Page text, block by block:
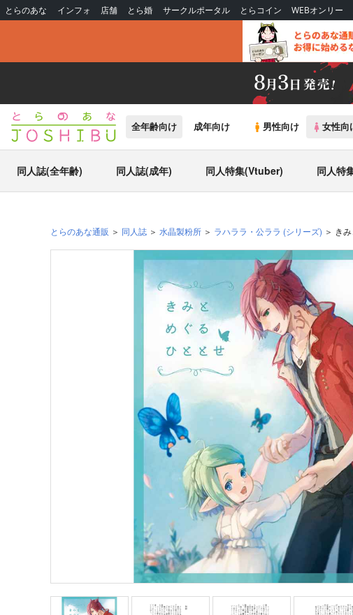
とらのあな インフォ 店舗 とら婚 サークルポータル とらコイン WEBオンリー
全年齢向け 成年向け 男性向け 女性向
同人誌(全年齢) 同人誌(成年) 同人特集(Vtuber) 同人特
とらのあな通販 同人誌 水晶製粉所 ラハララ・公ララ (シリーズ) き